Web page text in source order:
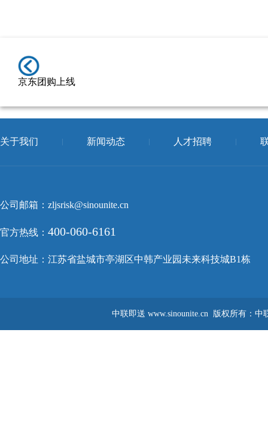
京东团购上线
关于我们 新闻动态 人才招聘
公司邮箱：zljsrisk@sinounite.cn
官方热线： 400-060-6161
公司地址：江苏省盐城市亭湖区中韩产业园未来科技城B1栋
中联即送 www.sinounite.cn版权所有：中